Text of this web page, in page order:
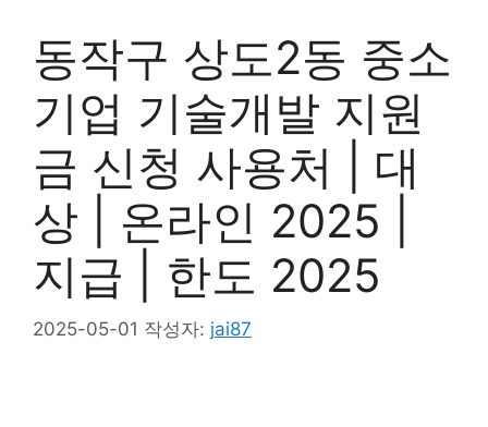
동작구 상도2동 중소
기업 기술개발 지원
금 신청 사용처 | 대
상 | 온라인 2025 |
지급 | 한도 2025
2025-05-01 작성자: jai87